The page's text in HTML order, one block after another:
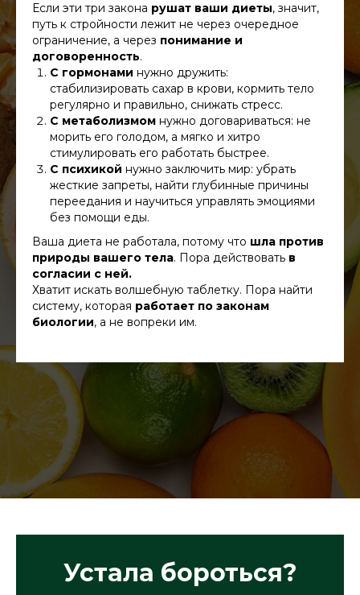
Если эти три закона рушат ваши диеты, значит,
путь к стройности лежит не через очередное
ограничение, а через понимание и
договоренность.
С гормонами нужно дружить:
стабилизировать сахар в крови, кормить тело
регулярно и правильно, снижать стресс.
С метаболизмом нужно договариваться: не
морить его голодом, а мягко и хитро
стимулировать его работать быстрее.
С психикой нужно заключить мир: убрать
жесткие запреты, найти глубинные причины
переедания и научиться управлять эмоциями
без помощи еды.
Ваша диета не работала, потому что шла против
природы вашего тела. Пора действовать в
согласии с ней.
Хватит искать волшебную таблетку. Пора найти
систему, которая работает по законам
биологии, а не вопреки им.
Устала бороться?